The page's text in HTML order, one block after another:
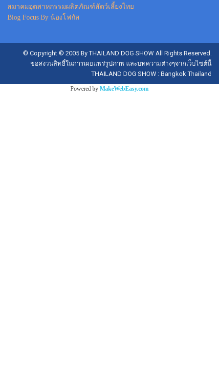
สมาคมอุตสาหกรรมผลิตภัณฑ์สัตว์เลี้ยงไทย
Blog Focus By น้องโฟกัส
© Copyright © 2005 By THAILAND DOG SHOW All Rights Reserved.
ขอสงวนสิทธิ์ในการเผยแพร่รูปภาพ และบทความต่างๆจากเว็บไซต์นี้
THAILAND DOG SHOW : Bangkok Thailand
Powered by MakeWebEasy.com